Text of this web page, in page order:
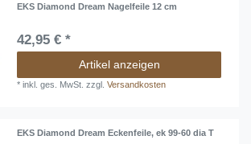
EKS Diamond Dream Nagelfeile 12 cm
42,95 € *
Artikel anzeigen
*inkl. ges. MwSt. zzgl.Versandkosten
EKS Diamond Dream Eckenfeile, ek 99-60 dia T